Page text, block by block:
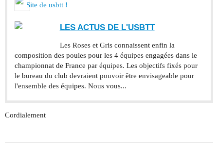
Site de usbtt !
LES ACTUS DE L'USBTT
Les Roses et Gris connaissent enfin la
composition des poules pour les 4 équipes engagées dans le
championnat de France par équipes. Les objectifs fixés pour
le bureau du club devraient pouvoir être envisageable pour
l'ensemble des équipes. Nous vous...
Cordialement